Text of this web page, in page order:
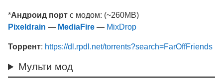
*Андроид порт с модом: (~260MB)
Pixeldrain — MediaFire — MixDrop
Торрент: https://dl.rpdl.net/torrents?search=FarOffFriends
Мульти мод